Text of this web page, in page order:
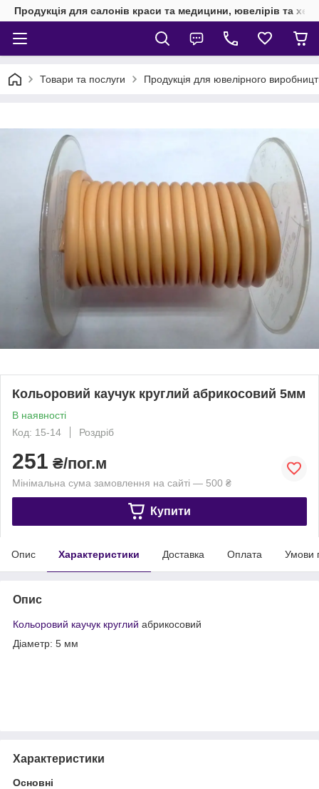
Продукція для салонів краси та медицини, ювелірів та
Товари та послуги Продукція для ювелірного
Кольоровий каучук круглий абрикосовий 5мм
В наявності
Код: 15-14
Роздріб
251 ₴/пог.м
Мінімальна сума замовлення на сайті — 500 ₴
Купити
Опис Характеристики Доставка Оплата Умови
Опис
Кольоровий каучук круглий абрикосовий
Діаметр: 5 мм
Характеристики
Основні